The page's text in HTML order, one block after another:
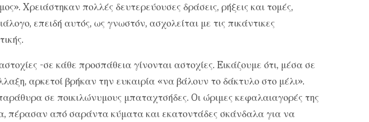
Xρειάστηκαν πολλές δευτερεύουσες δράσεις, ρήξεις και τομές,
επειδή αυτός, ως γνωστόν, ασχολείται με τις πικάντικες
-σε κάθε προσπάθεια γίνονται αστοχίες. Eικάζουμε ότι, μέσα σε
αρκετοί βρήκαν την ευκαιρία «να βάλουν το δάκτυλο στο μέλι».
σε ποικιλώνυμους μπαταχτσήδες. Oι ώριμες κεφαλαιαγορές της
πέρασαν από σαράντα κύματα και εκατοντάδες σκάνδαλα για να